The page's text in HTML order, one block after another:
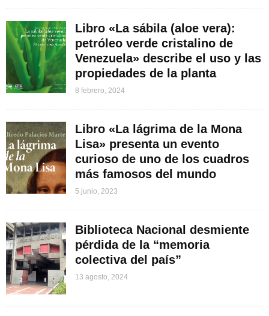
Libro «La sábila (aloe vera):
petróleo verde cristalino de
Venezuela» describe el uso y las
propiedades de la planta
8 febrero, 2024
Libro «La lágrima de la Mona
Lisa» presenta un evento
curioso de uno de los cuadros
más famosos del mundo
5 junio, 2023
Biblioteca Nacional desmiente
pérdida de la “memoria
colectiva del país”
13 agosto, 2024